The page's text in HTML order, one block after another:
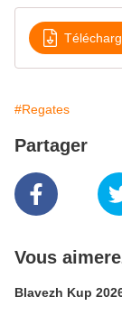
#Regates
Partager
Vous
Blavezh Kup